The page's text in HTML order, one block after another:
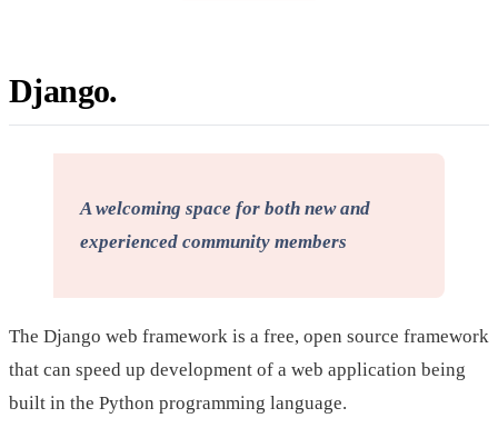
Django
A welcoming space for both new and
experienced community members
The Django web framework is a free, open source framework
that can speed up development of a web application being
built in the Python programming language.